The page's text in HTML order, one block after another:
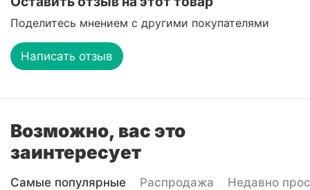
Поделитесь мнением с другими покупателями
Написать отзыв
Возможно, вас это
заинтересует
Самые популярные Распродажа Недавно